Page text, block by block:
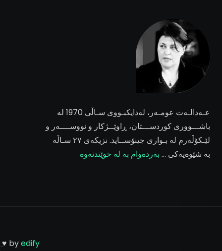
عـەدالـەت عومـەر ، لەدایکبـووی سـاڵی 1970 لە
باشـــووری کوردســـتان، ڕاوێــژکار و نووســــەر و
لێـکۆڵەرم لە بـواری جینۆســاید. نزیکەی ٢٧ سـاڵە
بە شێوەیەکی … بەردەوام بە لە خوێندنەوە
♥ byedify.